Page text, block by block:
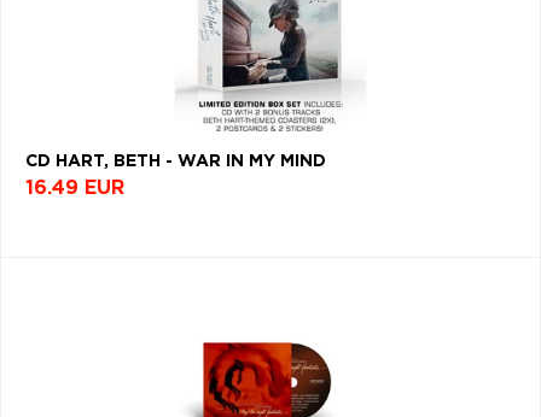
CD HART, BETH - WAR IN MY MIND
16.49 EUR